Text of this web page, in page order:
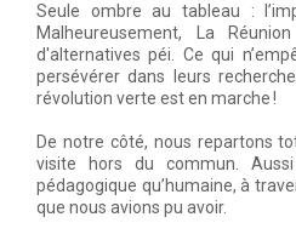
Seule ombre au tableau :
Malheureusement, La
d'alternatives péi. Ce qui
persévérer dans leurs
révolution verte est en marche !
De notre côté, nous repartons
visite hors du commun.
pédagogique qu’humaine, à
que nous avions pu avoir.